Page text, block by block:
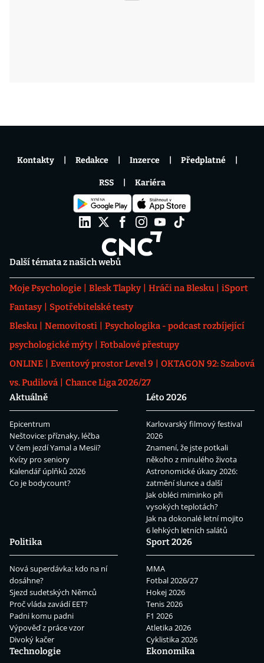
Další témata z našich webů
Moje Psychologie Blesk Tlapky Hráči na Blesku
iSport
Fantasy
Spotřebitelské testy
Blesku
Nemovitosti
Psychologika - podcast rozbíjející
psychologické mýty
Fotbalové přestupy
ONLINE
Eventový prostor Level 9
OKTAGON 92: Szabová
vs. Pudilová
Chance Liga 2026/27
Aktuálně
Epicentrum
Neštovice: příznaky, léčba
V čem jezdí Yamal a Mesii?
Kvízy pro seniory
Kalendář úplňků 2026
Co je bodycount?
Léto 2026
Karlovarský filmový festival
2026
Znamení, že jste potkali
někoho z minulého života
Astronomické úkazy 2026:
zatmění slunce a další
Jak obléci miminko při
vysokých teplotách?
Jak na dokonalé letní mojito
6 lehkých letních salátů
Politika
Nová superdávka: kdo na ní
dosáhne?
Sjezd sudetských Němců
Proč vláda zavádí EET?
Padni komu padni
Výpověď z práce vzor
Divoký kačer
Sport 2026
MMA
Fotbal 2026/27
Hokej 2026
Tenis 2026
F1 2026
Atletika 2026
Cyklistika 2026
Technologie
Ekonomika
Kontakty Redakce Inzerce Předplatné
RSS Kariéra